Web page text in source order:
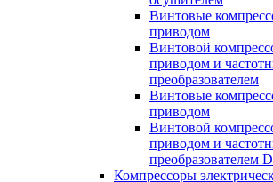
Винтовые
приводом
Винтовой
приводом и
преобразователем
Винтовые
приводом
Винтовой
приводом и
преобразователем
Компрессоры